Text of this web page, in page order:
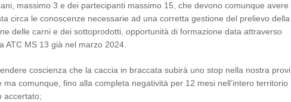
massimo 3 e dei partecipanti massimo 15, che devono comunque avere
circa le conoscenze necessarie ad una corretta gestione del prelievo della
delle carni e dei sottoprodotti, opportunità di formazione data attraverso
ATC MS 13 già nel marzo 2024.
coscienza che la caccia in braccata subirà uno stop nella nostra
comunque, fino alla completa negatività per 12 mesi nell’intero territorio
accertato;